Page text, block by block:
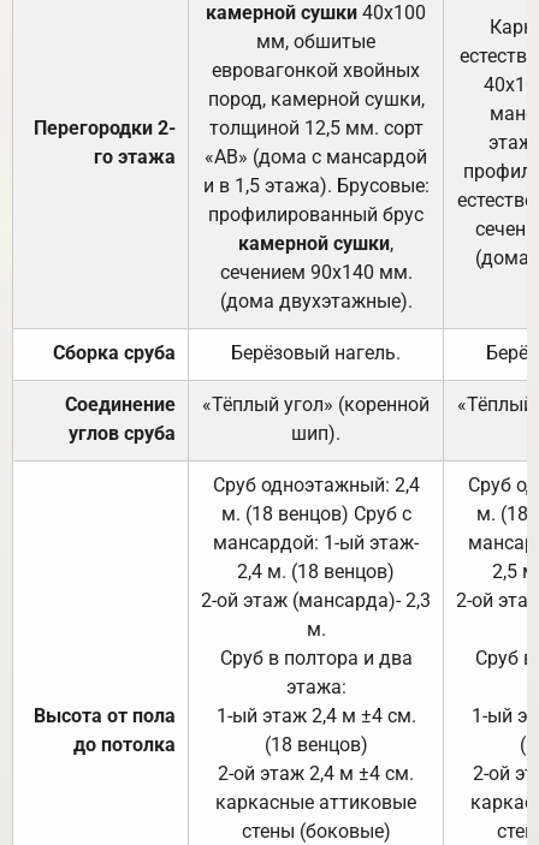
Перегородки 2-
го этажа
камерной сушки 40х100
мм, обшитые
евровагонкой хвойных
пород, камерной сушки,
толщиной 12,5 мм. сорт
«АВ» (дома с мансардой
и в 1,5 этажа). Брусовые:
профилированный брус
камерной сушки,
сечением 90х140 мм.
(дома двухэтажные).
(дома
Сборка сруба Берёзовый нагель.
Соединение
углов сруба
«Тёплый угол» (коренной
шип).
«Тёплый
Высота от пола
до потолка
Сруб одноэтажный: 2,4
м. (18 венцов) Сруб с
мансардой: 1-ый этаж-
2,4 м. (18 венцов)
2-ой этаж (мансарда)- 2,3
м.
Сруб в полтора и два
этажа:
1-ый этаж 2,4 м ±4 см.
(18 венцов)
2-ой этаж 2,4 м ±4 см.
каркасные аттиковые
стены (боковые)
Сруб
м. (18
2,5
2-ой
Сруб
1-ый
2-ой